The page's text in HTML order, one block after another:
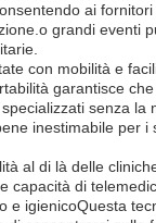
ai
grandi eventi
con mobilità e
garantisce
senza la
inestimabile per
al di là delle
capacità di
igienicoQuesta